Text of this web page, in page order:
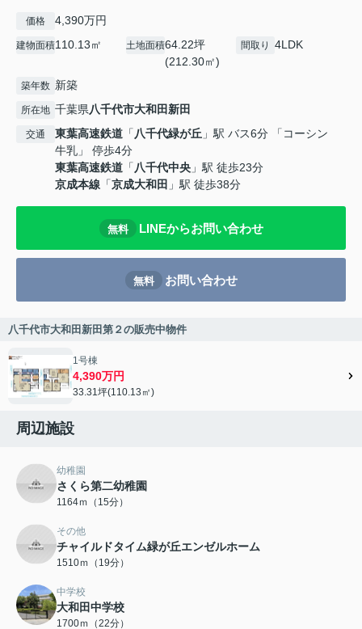
価格 4,390万円
建物面積110.13㎡ 土地面積64.22坪
(212.30㎡)
間取り 4LDK
築年数 新築
所在地 千葉県八千代市大和田新田
交通 東葉高速鉄道 「八千代緑が丘 」駅 バス6分 「コーシン
牛乳」 停歩4分
東葉高速鉄道 「八千代中央 」駅 徒歩23分
京成本線 「京成大和田 」駅 徒歩38分
無料 LINEからお問い合わせ
無料 お問い合わせ
八千代市大和田新田第２の販売中物件
1号棟
4,390万円
33.31坪(110.13㎡)
周辺施設
幼稚園
さくら第二幼稚園
1164ｍ（15分）
その他
チャイルドタイム緑が丘エンゼルホーム
1510ｍ（19分）
中学校
大和田中学校
1700ｍ（22分）